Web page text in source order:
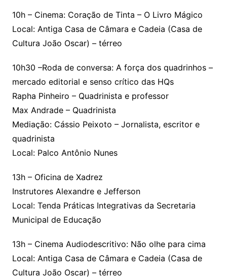
10h – Cinema: Coração de Tinta – O Livro Mágico
Local: Antiga Casa de Câmara e Cadeia (Casa de
Cultura João Oscar) – térreo
10h30 –Roda de conversa: A força dos quadrinhos –
mercado editorial e senso crítico das HQs
Rapha Pinheiro – Quadrinista e professor
Max Andrade – Quadrinista
Mediação: Cássio Peixoto – Jornalista, escritor e
quadrinista
Local: Palco Antônio Nunes
13h – Oficina de Xadrez
Instrutores Alexandre e Jefferson
Local: Tenda Práticas Integrativas da Secretaria
Municipal de Educação
13h – Cinema Audiodescritivo: Não olhe para cima
Local: Antiga Casa de Câmara e Cadeia (Casa de
Cultura João Oscar) – térreo